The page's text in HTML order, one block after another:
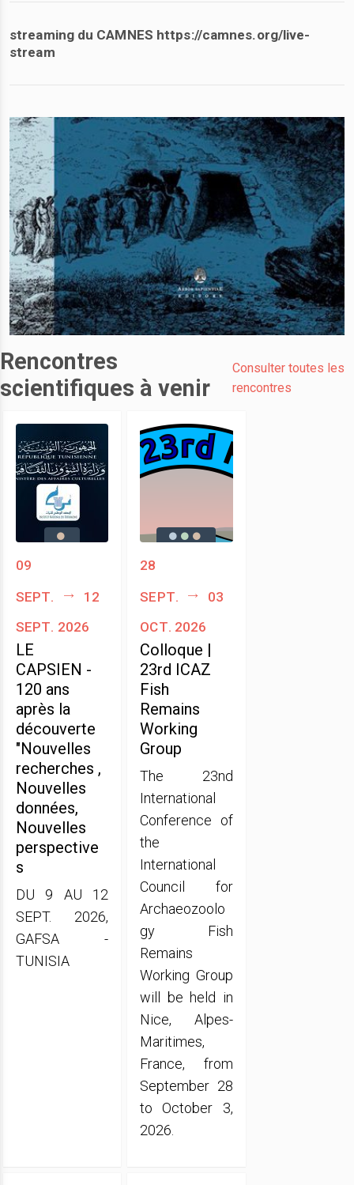
streaming du CAMNES https://camnes.org/live-
stream
Rencontres
scientifiques à venir
Consulter toutes les
rencontres
09
sept.
12
sept. 2026
LE
CAPSIEN -
120 ans
après la
découverte
"Nouvelles
recherches ,
Nouvelles
données,
Nouvelles
perspective
s
DU 9 AU 12
SEPT. 2026,
GAFSA -
TUNISIA
28
sept.
03
oct. 2026
Colloque |
23rd ICAZ
Fish
Remains
Working
Group
The 23nd
International
Conference of
the
International
Council for
Archaeozoolo
gy Fish
Remains
Working Group
will be held in
Nice, Alpes-
Maritimes,
France, from
September 28
to October 3,
2026.